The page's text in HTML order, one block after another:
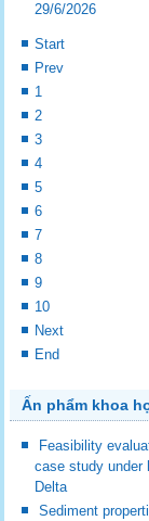
29/6/2026
Start
Prev
1
2
3
4
5
6
7
8
9
10
Next
End
Ấn phẩm khoa
Feasibility
case study under
Delta
Sediment